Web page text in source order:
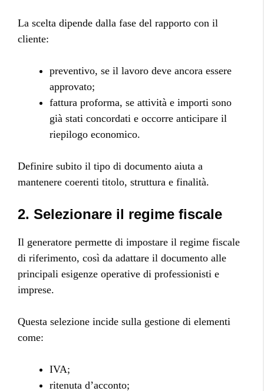
La scelta dipende dalla fase del rapporto con il
cliente:
preventivo, se il lavoro deve ancora essere
approvato;
fattura proforma, se attività e importi sono
già stati concordati e occorre anticipare il
riepilogo economico.
Definire subito il tipo di documento aiuta a
mantenere coerenti titolo, struttura e finalità.
2. Selezionare il regime fiscale
Il generatore permette di impostare il regime fiscale
di riferimento, così da adattare il documento alle
principali esigenze operative di professionisti e
imprese.
Questa selezione incide sulla gestione di elementi
come:
IVA;
ritenuta d’acconto;